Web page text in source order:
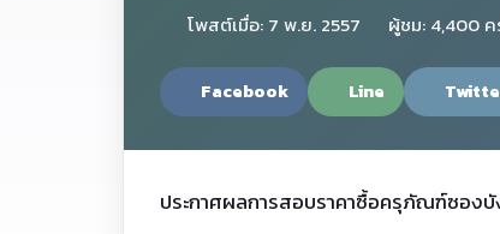
โพสต์เมื่อ: 7 พ.ย. 2557 ผู้ชม: 4,400 ค
Facebook Line
ประกาศผลการสอบราคาซื้อครุภัณฑ์ซอง